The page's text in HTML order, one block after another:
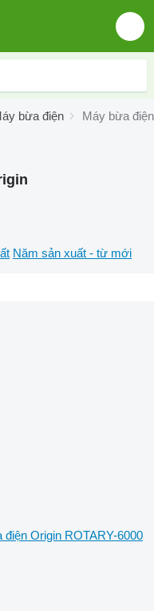
bừa điện Máy bừa
Năm sản xuất - từ mới
điện Origin ROTARY-6000